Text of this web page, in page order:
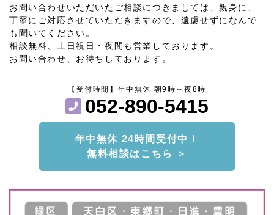
お問い合わせいただいたご相談につきましては、親身に、
丁寧にご対応させていただきますので、遠慮せずになんで
も聞いてください。
相談無料、土日祝日・夜間も営業しております。
お問い合わせ、お待ちしております。
【受付時間】年中無休 朝9時～夜8時
052-890-5415
年中無休 24時間受付中！
無料相談はこちら ＞